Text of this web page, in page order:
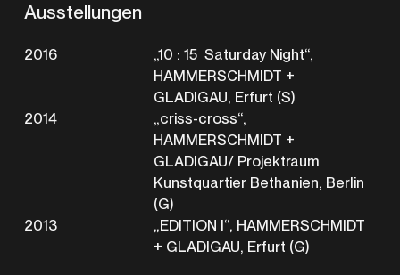
Ausstellungen
2016
„10 : 15 Saturday Night“,
HAMMERSCHMIDT +
GLADIGAU, Erfurt (S)
2014
„criss-cross“,
HAMMERSCHMIDT +
GLADIGAU/ Projektraum
Kunstquartier Bethanien, Berlin
(G)
2013
„EDITION I“, HAMMERSCHMIDT
+ GLADIGAU, Erfurt (G)